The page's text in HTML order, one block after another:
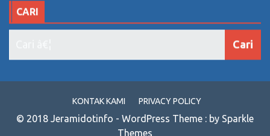
CARI
KONTAK KAMI PRIVACY POLICY
© 2018 Jeramidotinfo - WordPress Theme : by Sparkle
Themes